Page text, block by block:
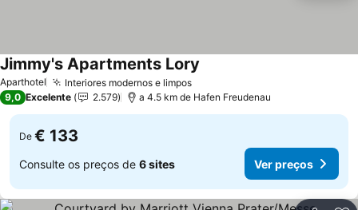
Aparthotel Interiores modernos e limpos
Jimmy's Apartments Lory
9,0 Excelente 2.579 a 4.5 km de Hafen Freudenau
De € 133
Consulte os preços de 6 sites Ver preços